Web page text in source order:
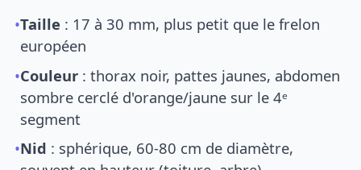
•Taille : 17 à 30 mm, plus petit que le frelon
européen
•Couleur : thorax noir, pattes jaunes, abdomen
sombre cerclé d'orange/jaune sur le 4ᵉ
segment
•Nid : sphérique, 60-80 cm de diamètre,